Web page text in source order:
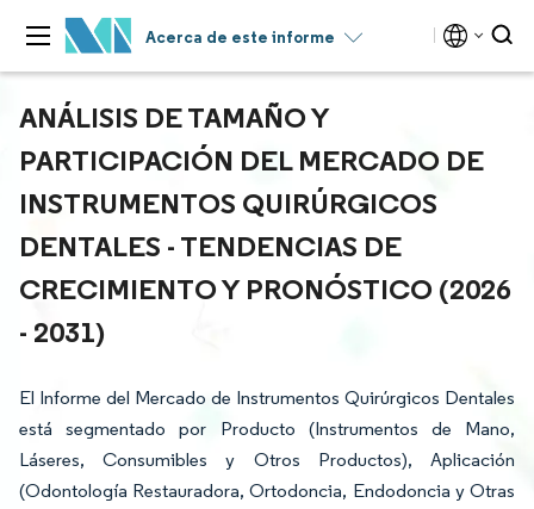
Acerca de este informe
ANÁLISIS DE TAMAÑO Y
PARTICIPACIÓN DEL MERCADO DE
INSTRUMENTOS QUIRÚRGICOS
DENTALES - TENDENCIAS DE
CRECIMIENTO Y PRONÓSTICO (2026
- 2031)
El Informe del Mercado de Instrumentos Quirúrgicos Dentales
está segmentado por Producto (Instrumentos de Mano,
Láseres, Consumibles y Otros Productos), Aplicación
(Odontología Restauradora, Ortodoncia, Endodoncia y Otras